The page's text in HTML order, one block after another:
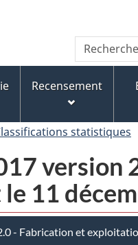
au
contenu
principal
« À
propos
de
ce
version
HTML
simplifiée
Rechercher
dans
Canada
Recensement
statistiques
version
11
- Fabrication et